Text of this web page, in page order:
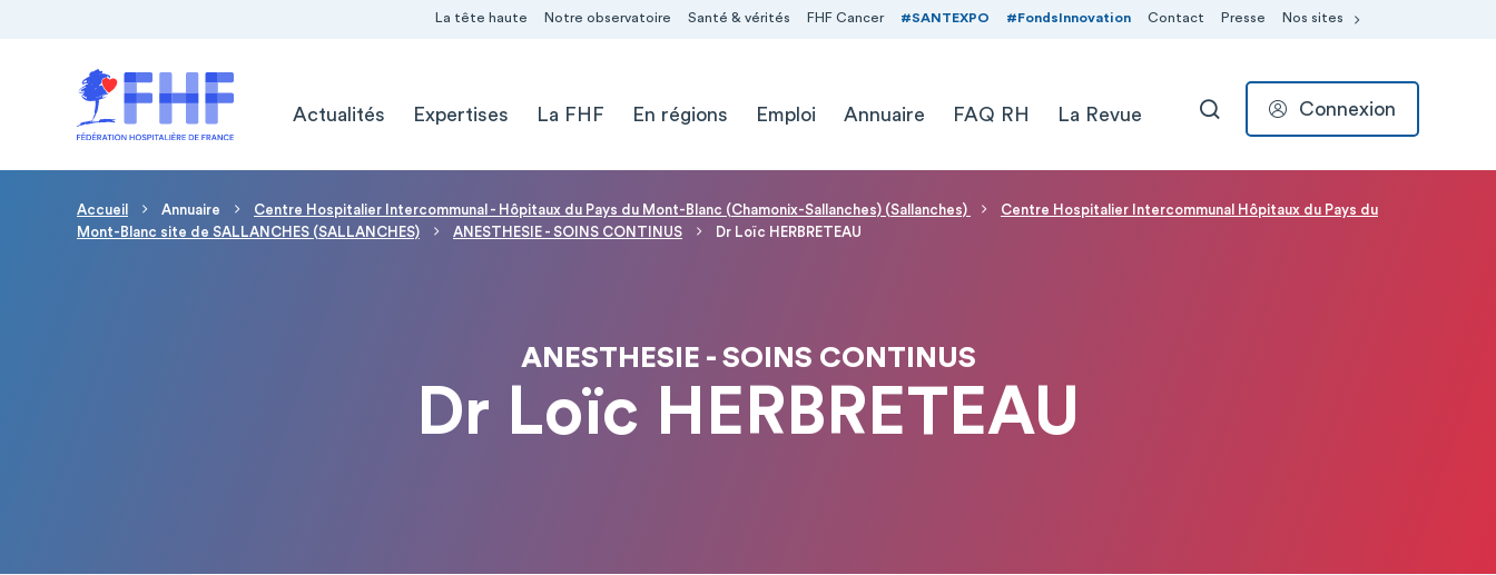
La tête haute Notre observatoire Santé & vérités FHF Cancer #SANTEXPO #FondsInnovation Contact Presse Nos sites
Actualités
Expertises La FHF En régions Emploi Annuaire FAQ RH La Revue RECHERCHER
Connexion
Fil d'Ariane
Accueil Annuaire Centre Hospitalier Intercommunal - Hôpitaux du Pays du Mont-Blanc (Chamonix-Sallanches) (Sallanches)
Centre Hospitalier Intercommunal Hôpitaux du Pays du
Mont-Blanc site de SALLANCHES (SALLANCHES)
ANESTHESIE - SOINS CONTINUS Dr Loïc HERBRETEAU
ANESTHESIE - SOINS CONTINUS
Dr Loïc HERBRETEAU